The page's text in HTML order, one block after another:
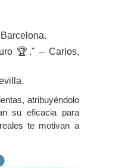
🏆." – Carlos,
atribuyéndolo
su eficacia para
te motivan a